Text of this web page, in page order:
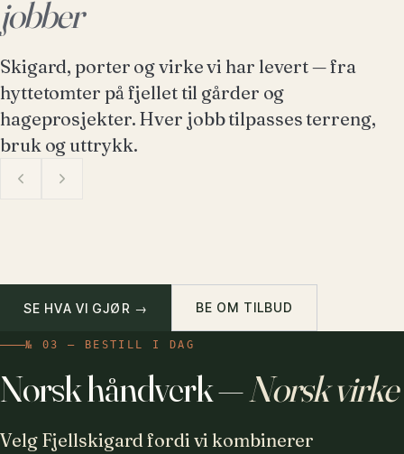
jobber
Skigard, porter og virke vi har levert — fra
hyttetomter på fjellet til gårder og
hageprosjekter. Hver jobb tilpasses terreng,
bruk og uttrykk.
SE HVA VI GJØR → BE OM TILBUD
№ 03 — BESTILL I DAG
Norsk håndverk —Norsk virke
Velg Fjellskigard fordi vi kombinerer